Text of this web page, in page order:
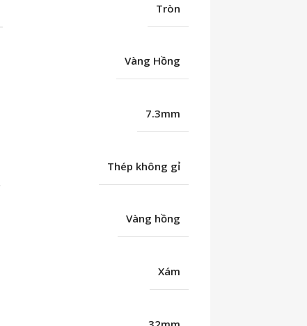
Tròn
Vàng Hồng
7.3mm
Thép không gỉ
Vàng hồng
Xám